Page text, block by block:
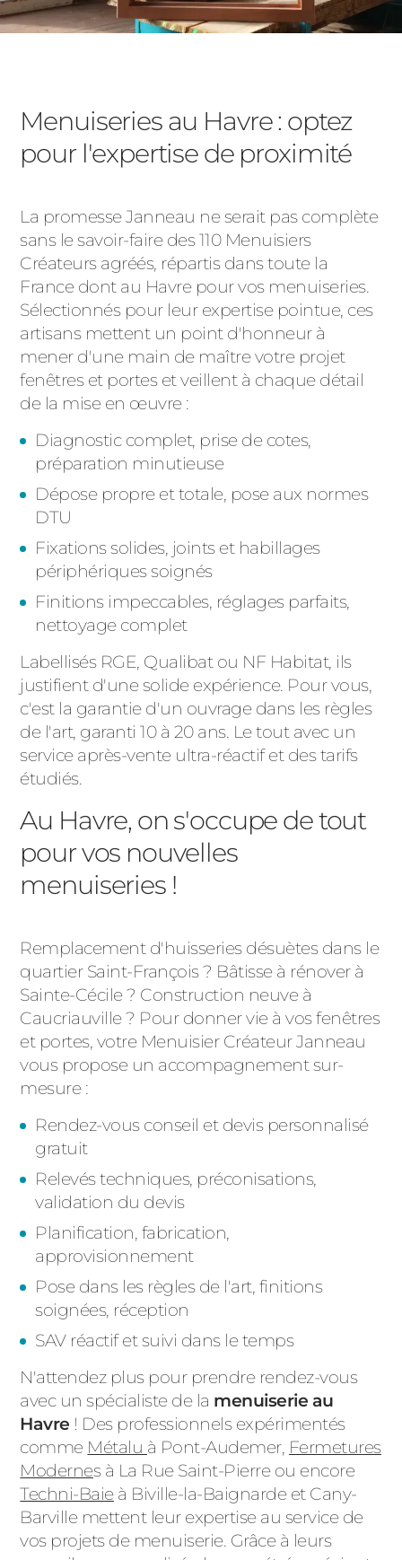
Menuiseries au Havre : optez
pour l'expertise de proximité
La promesse Janneau ne serait pas complète
sans le savoir-faire des 110 Menuisiers
Créateurs agréés, répartis dans toute la
France dont au Havre pour vos menuiseries.
Sélectionnés pour leur expertise pointue, ces
artisans mettent un point d'honneur à
mener d'une main de maître votre projet
fenêtres et portes et veillent à chaque détail
de la mise en œuvre :
Diagnostic complet, prise de cotes,
préparation minutieuse
Dépose propre et totale, pose aux normes
DTU
Fixations solides, joints et habillages
périphériques soignés
Finitions impeccables, réglages parfaits,
nettoyage complet
Labellisés RGE, Qualibat ou NF Habitat, ils
justifient d'une solide expérience. Pour vous,
c'est la garantie d'un ouvrage dans les règles
de l'art, garanti 10 à 20 ans. Le tout avec un
service après-vente ultra-réactif et des tarifs
étudiés.
Au Havre, on s'occupe de tout
pour vos nouvelles
menuiseries !
Remplacement d'huisseries désuètes dans le
quartier Saint-François ? Bâtisse à rénover à
Sainte-Cécile ? Construction neuve à
Caucriauville ? Pour donner vie à vos fenêtres
et portes, votre Menuisier Créateur Janneau
vous propose un accompagnement sur-
mesure :
Rendez-vous conseil et devis personnalisé
gratuit
Relevés techniques, préconisations,
validation du devis
Planification, fabrication,
approvisionnement
Pose dans les règles de l'art, finitions
soignées, réception
SAV réactif et suivi dans le temps
N'attendez plus pour prendre rendez-vous
avec un spécialiste de la menuiserie au
Havre ! Des professionnels expérimentés
comme Métalu à Pont-Audemer, Fermetures
Modernes à La Rue Saint-Pierre ou encore
Techni-Baieà Biville-la-Baignarde et Cany-
Barville mettent leur expertise au service de
vos projets de menuiserie. Grâce à leurs